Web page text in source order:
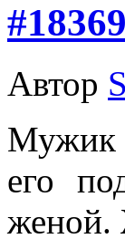
#18369
Автор
Мужик
его